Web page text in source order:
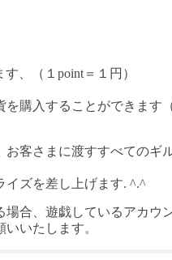
、（１point＝１円）
購入することができます（
客さまに渡すすべてのギ
ズを差し上げます. ^.^
合、遊戯しているアカウ
いたします。